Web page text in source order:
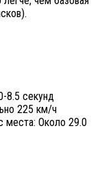
8.5 секунд
225 км/ч
места: Около 29.0